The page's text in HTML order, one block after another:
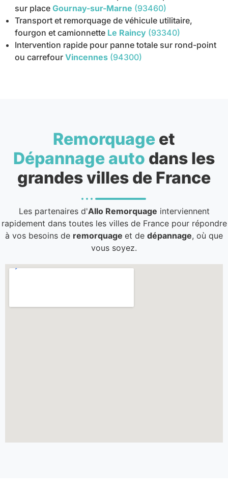
sur place Gournay-sur-Marne (93460)
Transport et remorquage de véhicule utilitaire,
fourgon et camionnette Le Raincy (93340)
Intervention rapide pour panne totale sur rond-point
ou carrefour Vincennes (94300)
Remorquage et
Dépannage auto dans les
grandes villes de France
Les partenaires d'Allo Remorquage interviennent
rapidement dans toutes les villes de France pour répondre
à vos besoins de remorquage et de dépannage, où que
vous soyez.